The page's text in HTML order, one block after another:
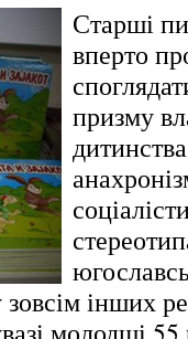
Старші
вперто
призму
інших